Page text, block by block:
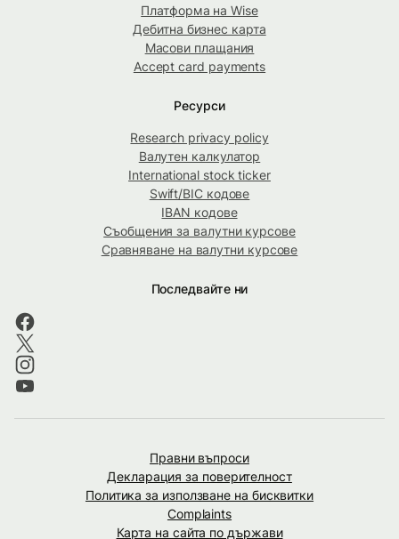
Платформа на Wise
Дебитна бизнес карта
Масови плащания
Accept card payments
Ресурси
Research privacy policy
Валутен калкулатор
International stock ticker
Swift/BIC кодове
IBAN кодове
Съобщения за валутни курсове
Сравняване на валутни курсове
Последвайте ни
Правни въпроси
Декларация за поверителност
Политика за използване на бисквитки
Complaints
Карта на сайта по държави